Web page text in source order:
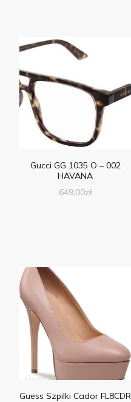
Gucci GG 1035 O – 002
HAVANA
649,00zł
Guess Szpilki Cador FL8CDR